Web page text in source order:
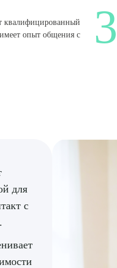
квалифицированный
опыт общения с
3
для
с
услугу